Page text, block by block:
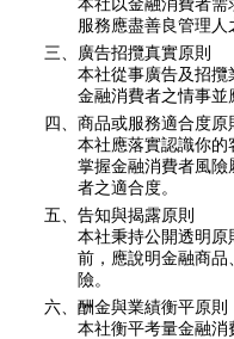
本社以金融消費者
服務應盡善良管理人
三、廣告招攬真實原則
本社從事廣告及招
金融消費者之情事並
四、商品或服務適合度原
本社應落實認識你的
掌握金融消費者風
者之適合度。
五、告知與揭露原則
本社秉持公開透明原
前，應說明金融商
險。
六、酬金與業績衡平原則
本社衡平考量金融